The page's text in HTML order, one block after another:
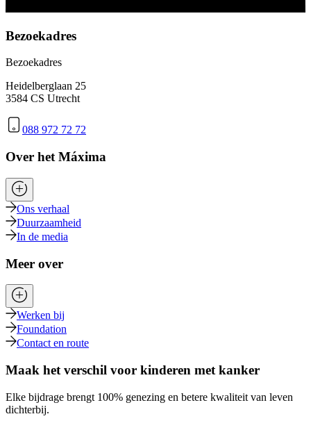
Bezoekadres
Bezoekadres
Heidelberglaan 25
3584 CS Utrecht
088 972 72 72
Over het Máxima
Ons verhaal
Duurzaamheid
In de media
Meer over
Werken bij
Foundation
Contact en route
Maak het verschil voor kinderen met kanker
Elke bijdrage brengt 100% genezing en betere kwaliteit van leven
dichterbij.